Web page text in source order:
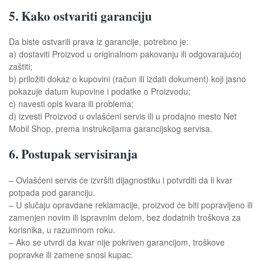
5. Kako ostvariti garanciju
Da biste ostvarili prava iz garancije, potrebno je:
a) dostaviti Proizvod u originalnom pakovanju ili odgovarajućoj
zaštiti;
b) priložiti dokaz o kupovini (račun ili izdati dokument) koji jasno
pokazuje datum kupovine i podatke o Proizvodu;
c) navesti opis kvara ili problema;
d) izvesti Proizvod u ovlašćeni servis ili u prodajno mesto Net
Mobil Shop, prema instrukcijama garancijskog servisa.
6. Postupak servisiranja
– Ovlašćeni servis će izvršiti dijagnostiku i potvrditi da li kvar
potpada pod garanciju.
– U slučaju opravdane reklamacije, proizvod će biti popravljeno ili
zamenjen novim ili ispravnim delom, bez dodatnih troškova za
korisnika, u razumnom roku.
– Ako se utvrdi da kvar nije pokriven garancijom, troškove
popravke ili zamene snosi kupac.